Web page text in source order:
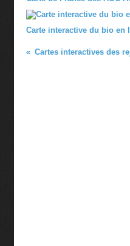
Carte interactive du bio en